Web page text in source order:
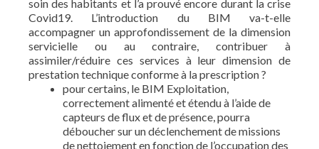
soin des habitants et l’a prouvé encore durant la crise
Covid19. L’introduction du BIM va-t-elle
accompagner un approfondissement de la dimension
servicielle ou au contraire, contribuer à
assimiler/réduire ces services à leur dimension de
prestation technique conforme à la prescription ?
pour certains, le BIM Exploitation,
correctement alimenté et étendu à l’aide de
capteurs de flux et de présence, pourra
déboucher sur un déclenchement de missions
de nettoiement en fonction de l’occupation des